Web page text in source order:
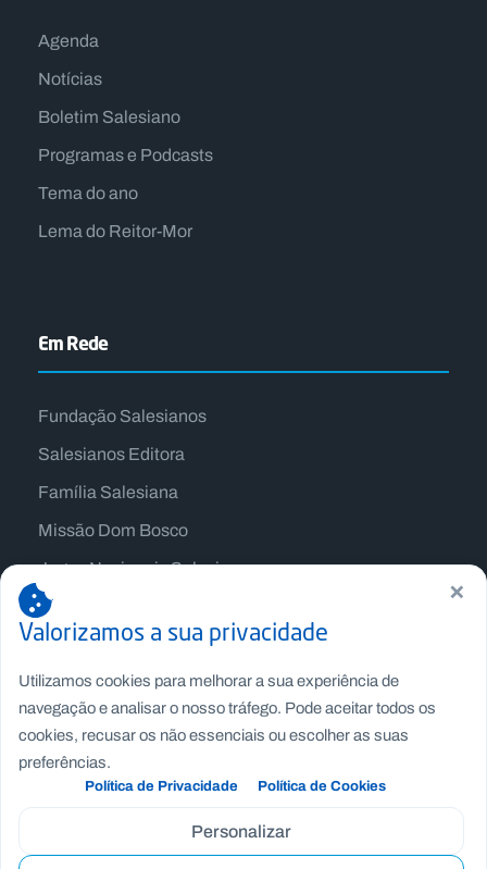
Agenda
Notícias
Boletim Salesiano
Programas e Podcasts
Tema do ano
Lema do Reitor-Mor
Em Rede
Fundação Salesianos
Salesianos Editora
Família Salesiana
Missão Dom Bosco
Jogos Nacionais Salesianos
×
Valorizamos a sua privacidade
Utilizamos cookies para melhorar a sua experiência de
navegação e analisar o nosso tráfego. Pode aceitar todos os
cookies, recusar os não essenciais ou escolher as suas
preferências.
Política de Privacidade Política de Cookies
Personalizar